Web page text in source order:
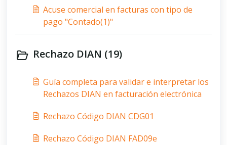
Acuse comercial en facturas con tipo de
pago "Contado(1)"
Rechazo DIAN (19)
Guía completa para validar e interpretar los
Rechazos DIAN en facturación electrónica
Rechazo Código DIAN CDG01
Rechazo Código DIAN FAD09e